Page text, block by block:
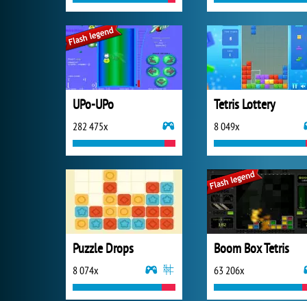
UPo-UPo
282 475x
Tetris Lottery
8 049x
Puzzle Drops
8 074x
Boom Box Tetris
63 206x